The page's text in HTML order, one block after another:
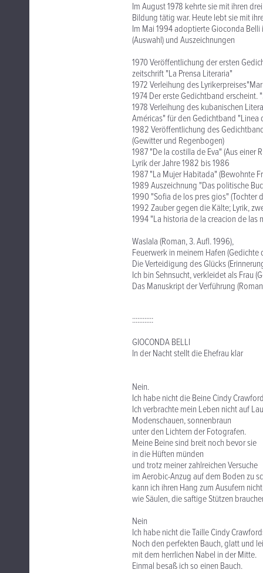
Im August 1978 kehrte sie mit ihren
Bildung tätig war. Heute lebt sie mit
Im Mai 1994 adoptierte Gioconda
(Auswahl) und Auszeichnungen
1970 Veröffentlichung der ersten
zeitschrift "La Prensa Literaria"
1972 Verleihung des
1974 Der erste Gedichtband erscheint.
1978 Verleihung des kubanischen
Américas" für den Gedichtband "Linea
1982 Veröffentlichung des
(Gewitter und Regenbogen)
1987 "De la costilla de Eva" (Aus einer
Lyrik der Jahre 1982 bis 1986
1987 "La Mujer Habitada" (Bewohnte
1989 Auszeichnung "Das politische
1990 "Sofia de los pres gios" (Tochter
1992 Zauber gegen die Kälte; Lyrik,
1994 "La historia de la creacion de las
Waslala (Roman, 3. Aufl. 1996),
Feuerwerk in meinem Hafen
Die Verteidigung des Glücks
Ich bin Sehnsucht, verkleidet als Frau
Das Manuskript der Verführung
::::::::::::
GIOCONDA BELLI
In der Nacht stellt die Ehefrau klar
Nein.
Ich habe nicht die Beine Cindy
Ich verbrachte mein Leben nicht auf
Modenschauen, sonnenbraun
unter den Lichtern der Fotografen.
Meine Beine sind breit noch bevor sie
in die Hüften münden
und trotz meiner zahlreichen Versuche
im Aerobic-Anzug auf dem Boden zu
kann ich ihren Hang zum Ausufern
wie Säulen, die saftige Stützen
Nein
Ich habe nicht die Taille Cindy
Noch den perfekten Bauch, glatt und
mit dem herrlichen Nabel in der Mitte.
Einmal besaß ich so einen Bauch.